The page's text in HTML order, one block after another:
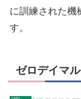
に訓練された機
す。
ゼロデイマ